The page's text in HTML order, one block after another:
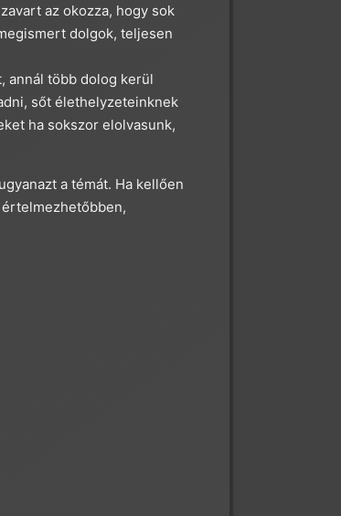
az okozza, hogy sok
dolgok, teljesen
annál több dolog kerül
sőt élethelyzeteinknek
ha sokszor elolvasunk,
a témát. Ha kellően